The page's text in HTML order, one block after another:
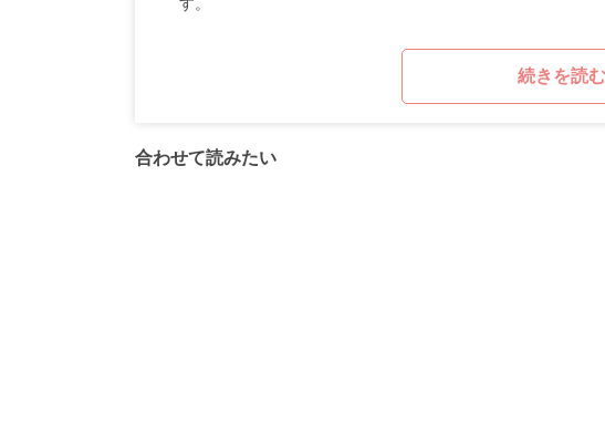
続きを読む
合わせて読みたい